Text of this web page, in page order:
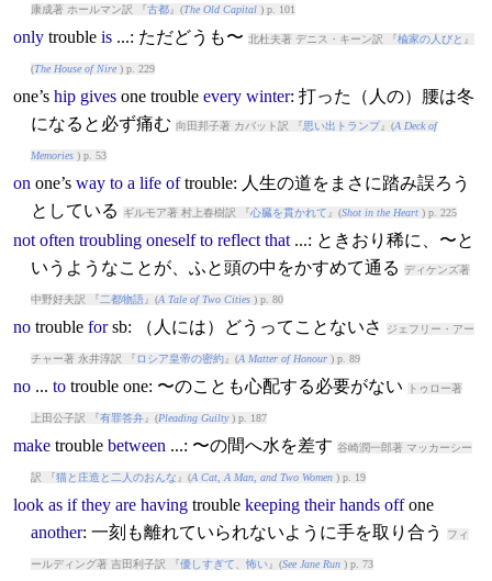
康成著 ホールマン訳 『古都』(The Old Capital) p. 101
only trouble is...: ただどうも〜 北杜夫著 デニス・キーン訳 『楡家の人びと 』
(The House of Nire) p. 229
one’s hip givesone trouble every winter: 打った（人の）腰は冬
になると必ず痛む 向田邦子著 カバット訳 『思い出トランプ』(A Deck of
Memories) p. 53
on one’s way to a life of trouble: 人生の道をまさに踏み誤ろう
としている
ギルモア著 村上春樹訳 『心臓を貫かれて 』(Shot in the Heart) p. 225
not often troubling oneself to reflect that...: ときおり稀に、〜と
いうようなことが、ふと頭の中をかすめて通る
ディケンズ著
中野好夫訳 『二都物語』(A Tale of Two Cities) p. 80
no trouble forsb: （人には）どうってことないさ ジェフリー・アー
チャー著 永井淳訳 『 ロシア皇帝の密約』(A Matter of Honour) p. 89
no... to troubleone: 〜のことも心配する必要がない トゥロー著
上田公子訳 『有罪答弁』(Pleading Guilty) p. 187
make trouble between ...: 〜の間へ水を差す 谷崎潤一郎著 マッカーシー
訳 『猫と庄造と二人のおんな 』(A Cat, A Man, and Two Women) p. 19
look as if they are having trouble keeping their hands offone
another: 一刻も離れていられないように手を取り合う フィ
ールディング著 吉田利子訳 『優しすぎて、怖い』(See Jane Run) p. 73